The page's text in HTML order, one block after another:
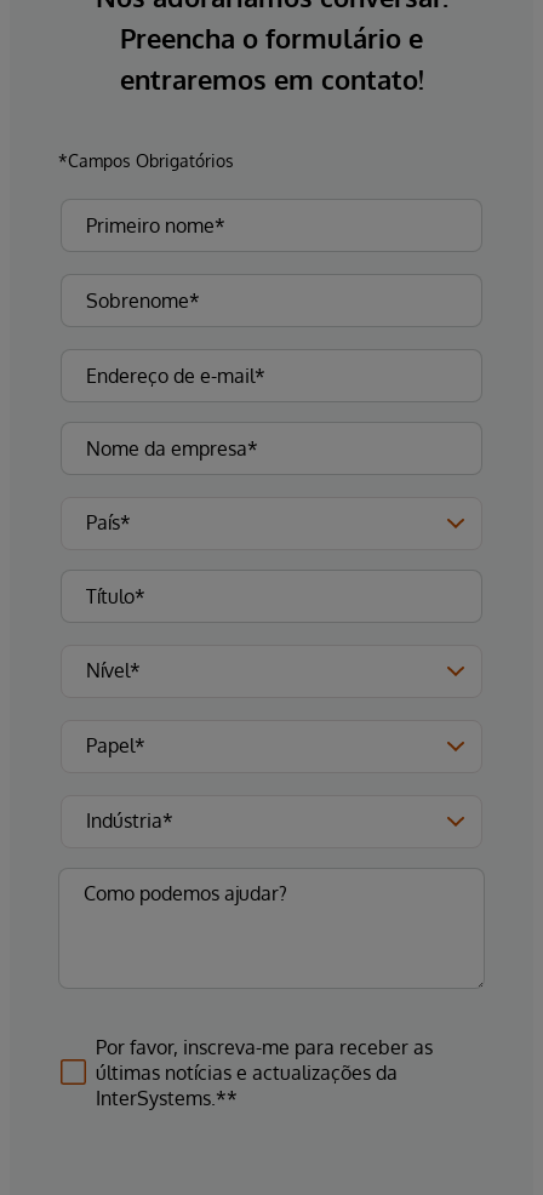
Preencha o formulário e
entraremos em contato!
*Campos Obrigatórios
Por favor, inscreva-me para receber as
últimas notícias e actualizações da
InterSystems.**